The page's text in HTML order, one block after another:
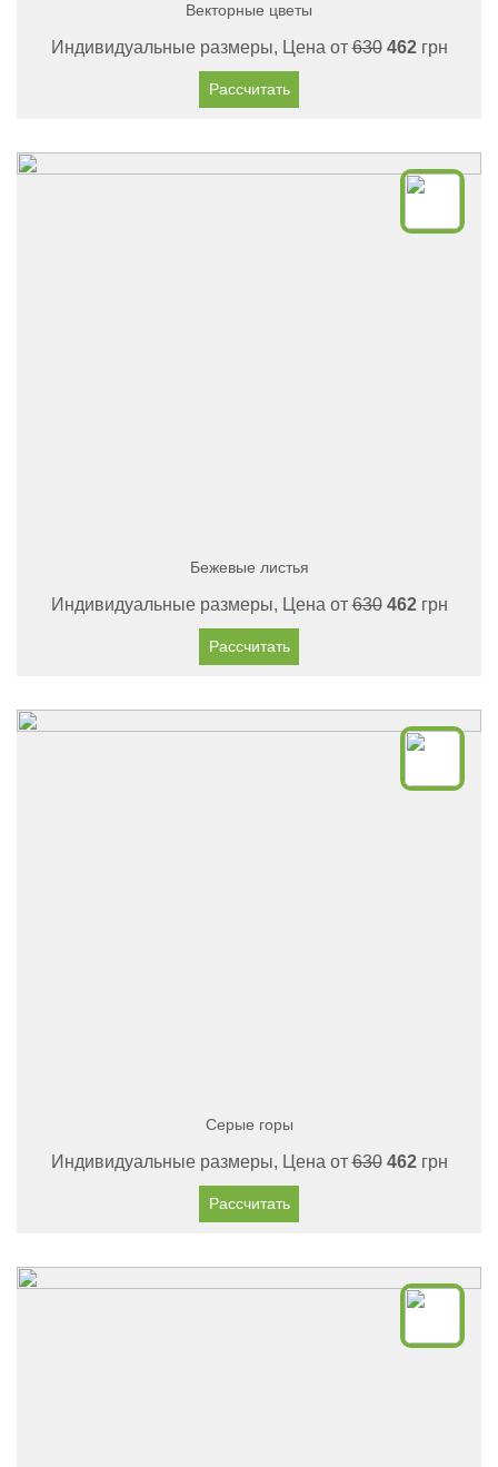
Векторные цветы
Индивидуальные размеры, Цена от630 462грн
Рассчитать
Бежевые листья
Индивидуальные размеры, Цена от630 462грн
Рассчитать
Серые горы
Индивидуальные размеры, Цена от630 462грн
Рассчитать